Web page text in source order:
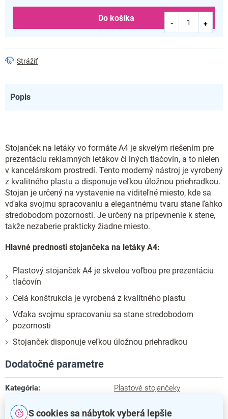
S cookies sa nábytok vyberá lepšie
Do košíka
Strážiť
Popis
Stojanček na letáky vo formáte A4 je skvelým riešením pre
prezentáciu reklamných letákov či iných tlačovín, a to nielen
v kancelárskom prostredí. Tento moderný nástroj je vyrobený
z kvalitného plastu a disponuje veľkou úložnou priehradkou.
Stojan je určený na vystavenie na viditeľné miesto, kde sa
vďaka svojmu spracovaniu a elegantnému tvaru stane ľahko
stredobodom pozornosti. Je určený na pripevnenie k stene,
takže nezaberie prakticky žiadne miesto.
Hlavné prednosti stojančeka na letáky A4:
Plastový stojanček A4 je skvelou voľbou pre prezentáciu
tlačovín
Celá konštrukcia je vyrobená z kvalitného plastu
Vďaka svojmu spracovaniu sa stane stredobodom
pozornosti
Stojanček disponuje veľkou úložnou priehradkou
Dodatočné parametre
Kategória: Plastové stojančeky
Farba: číra